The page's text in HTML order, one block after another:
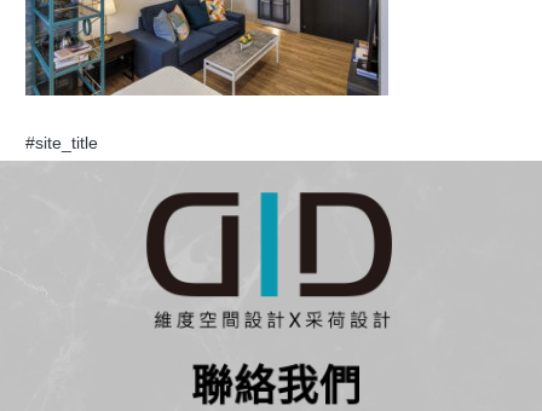
#site_title
聯絡我們